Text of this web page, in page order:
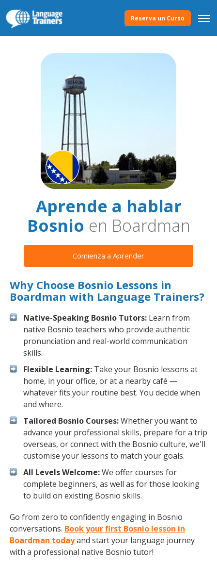
Reserva un Curso
Aprende a hablar
Bosnio en Boardman
Comienza a Aprender
Why Choose Bosnio Lessons in
Boardman with Language Trainers?
Native-Speaking Bosnio Tutors: Learn from
native Bosnio teachers who provide authentic
pronunciation and real-world communication
skills.
Flexible Learning: Take your Bosnio lessons at
home, in your office, or at a nearby café —
whatever fits your routine best. You decide when
and where.
Tailored Bosnio Courses:Whether you want to
advance your professional skills, prepare for a trip
overseas, or connect with the Bosnio culture, we'll
customise your lessons to match your goals.
All Levels Welcome:We offer courses for
complete beginners, as well as for those looking
to build on existing Bosnio skills.
Go from zero to confidently engaging in Bosnio
conversations. Book your first Bosnio lesson in
Boardman todayand start your language journey
with a professional native Bosnio tutor!